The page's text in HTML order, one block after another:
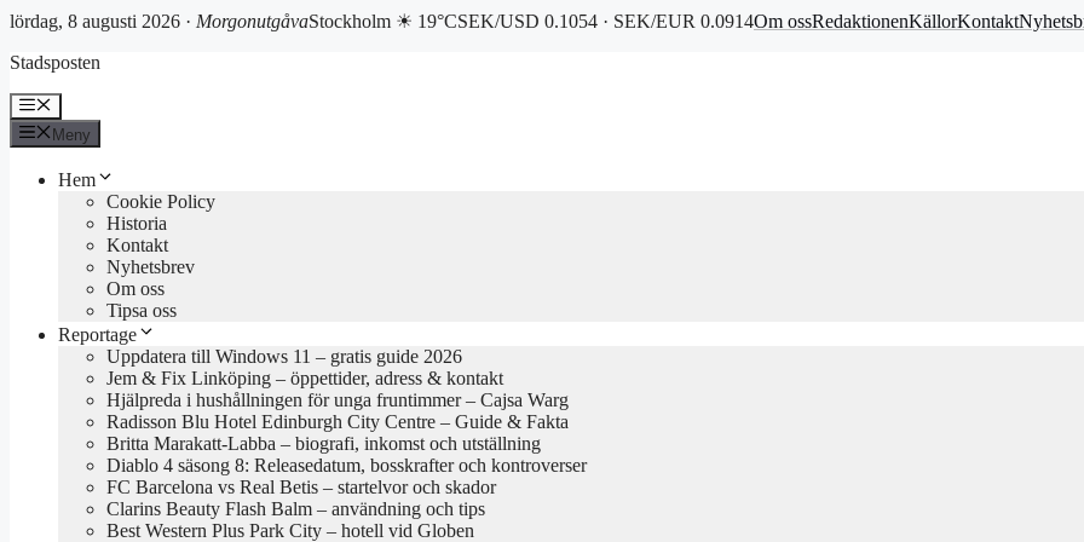
lördag, 8 augusti 2026 · MorgonutgåvaStockholm ☀ 19°CSEK/USD 0.1054 · SEK/EUR 0.0914Om ossRedaktionenKällorKontakt
till
Stadsposten
Meny
Meny
Hem
Cookie Policy
Historia
Kontakt
Nyhetsbrev
Om oss
Tipsa oss
Reportage
Uppdatera till Windows 11 – gratis guide 2026
Jem & Fix Linköping – öppettider, adress & kontakt
Hjälpreda i hushållningen för unga fruntimmer – Cajsa Warg
Radisson Blu Hotel Edinburgh City Centre – Guide & Fakta
Britta Marakatt-Labba – biografi, inkomst och utställning
Diablo 4 säsong 8: Releasedatum, bosskrafter och kontroverser
FC Barcelona vs Real Betis – startelvor och skador
Clarins Beauty Flash Balm – användning och tips
Best Western Plus Park City – hotell vid Globen